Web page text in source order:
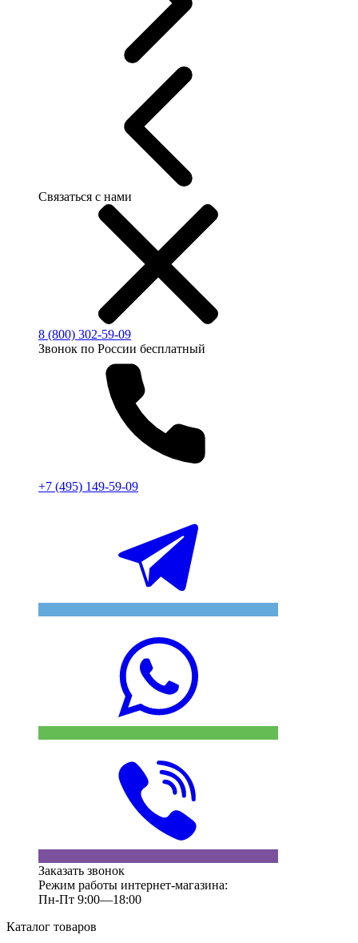
Связаться с нами
8 (800) 302-59-09
Звонок по России бесплатный
+7 (495) 149-59-09
Заказать звонок
Режим работы интернет-магазина:
Пн-Пт 9:00—18:00
Каталог товаров